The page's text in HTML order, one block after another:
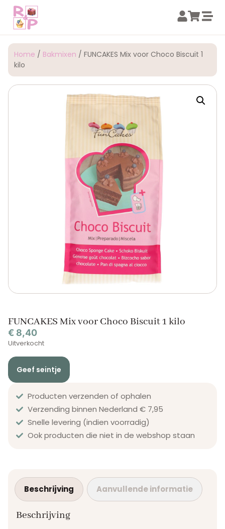
Home / Bakmixen / FUNCAKES Mix voor Choco Biscuit 1
kilo
FUNCAKES Mix voor Choco Biscuit 1 kilo
€ 8,40
Uitverkocht
Geef seintje
Producten verzenden of ophalen
Verzending binnen Nederland € 7,95
Snelle levering (indien voorradig)
Ook producten die niet in de webshop staan​
Beschrijving Aanvullende informatie
Beschrijving